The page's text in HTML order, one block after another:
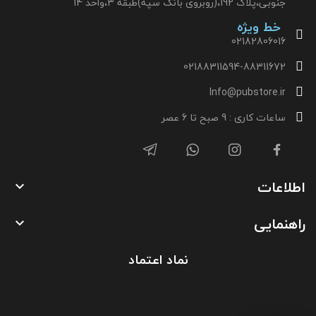
خط ویژه
02182806016
02188311594-88311672
Info@pubstore.ir
ساعات کاری : 9 صبح تا 6 عصر
اطلاعات 
راهنمایی 
نماد اعتماد